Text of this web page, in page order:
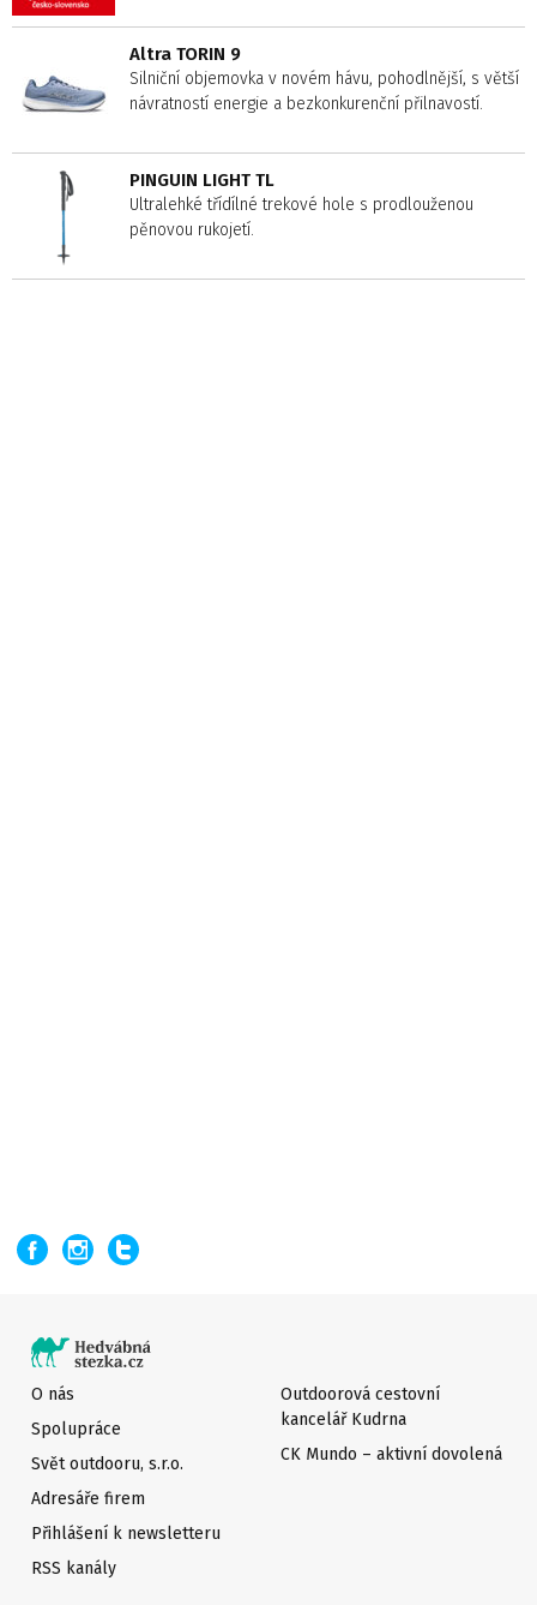
Altra TORIN 9
Silniční objemovka v novém hávu, pohodlnější, s větší
návratností energie a bezkonkurenční přilnavostí.
PINGUIN LIGHT TL
Ultralehké třídílné trekové hole s prodlouženou
pěnovou rukojetí.
O nás
Spolupráce
Svět outdooru, s.r.o.
Adresáře firem
Přihlášení k newsletteru
Outdoorová cestovní
kancelář Kudrna
CK Mundo – aktivní dovolená
RSS kanály